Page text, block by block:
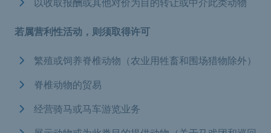
若属营利性活动，则须取得许可
繁殖或饲养脊椎动物（农业用牲畜和围场猎物除外）
脊椎动物的贸易
经营骑马或马车游览业务